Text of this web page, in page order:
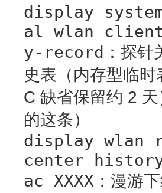
display
al wlan
y-record ： 探针
史表（内存型临时
C 缺省保留约 2 天
的这条）
display wlan
center
ac XXXX ：漫游